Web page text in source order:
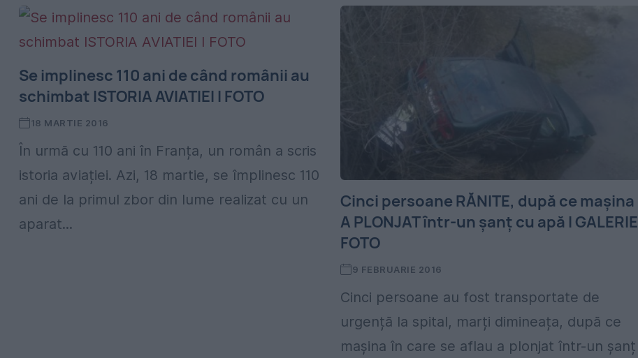
Zilei
Se implinesc 110 ani de când românii au
schimbat ISTORIA AVIATIEI I FOTO
18 MARTIE 2016
În urmă cu 110 ani în Franța, un român a scris
istoria aviației. Azi, 18 martie, se împlinesc 110
ani de la primul zbor din lume realizat cu un
aparat...
Cinci persoane RĂNITE, după ce mașina
A PLONJAT într-un șanț cu apă I GALERIE
FOTO
9 FEBRUARIE 2016
Cinci persoane au fost transportate de
urgență la spital, marți dimineața, după ce
mașina în care se aflau a plonjat într-un șanț